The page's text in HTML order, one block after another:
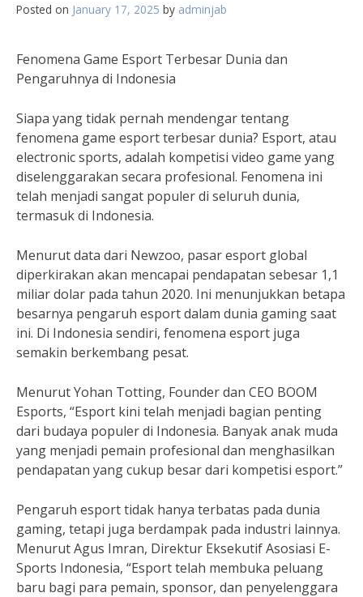
Posted on January 17, 2025 by adminjab
Fenomena Game Esport Terbesar Dunia dan
Pengaruhnya di Indonesia
Siapa yang tidak pernah mendengar tentang
fenomena game esport terbesar dunia? Esport, atau
electronic sports, adalah kompetisi video game yang
diselenggarakan secara profesional. Fenomena ini
telah menjadi sangat populer di seluruh dunia,
termasuk di Indonesia.
Menurut data dari Newzoo, pasar esport global
diperkirakan akan mencapai pendapatan sebesar 1,1
miliar dolar pada tahun 2020. Ini menunjukkan betapa
besarnya pengaruh esport dalam dunia gaming saat
ini. Di Indonesia sendiri, fenomena esport juga
semakin berkembang pesat.
Menurut Yohan Totting, Founder dan CEO BOOM
Esports, “Esport kini telah menjadi bagian penting
dari budaya populer di Indonesia. Banyak anak muda
yang menjadi pemain profesional dan menghasilkan
pendapatan yang cukup besar dari kompetisi esport.”
Pengaruh esport tidak hanya terbatas pada dunia
gaming, tetapi juga berdampak pada industri lainnya.
Menurut Agus Imran, Direktur Eksekutif Asosiasi E-
Sports Indonesia, “Esport telah membuka peluang
baru bagi para pemain, sponsor, dan penyelenggara